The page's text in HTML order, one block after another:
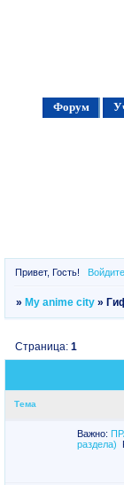
Форум
Привет, Гость! Войдите
»My anime city »
Страница:1
Тема
Важно:
раздела)